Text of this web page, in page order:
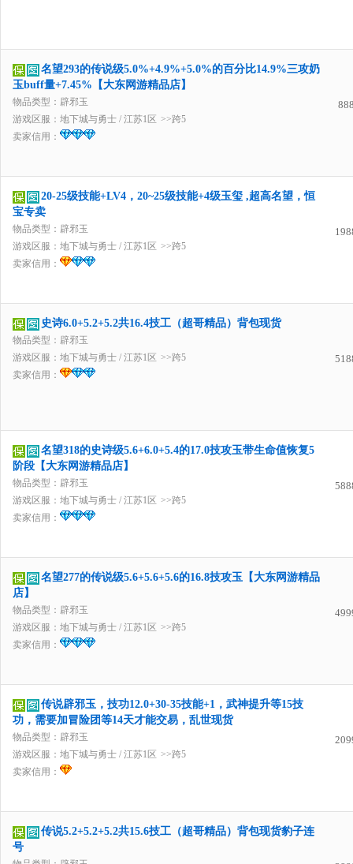
名望293的传说级5.0%+4.9%+5.0%的百分比14.9%三攻奶
玉buff量+7.45%【大东网游精品店】
物品类型：辟邪玉
游戏区服： 地下城与勇士 / 江苏1区 >>跨5
卖家信用：
20-25级技能+LV4，20~25级技能+4级玉玺 ,超高名望，恒
宝专卖
物品类型：辟邪玉
游戏区服： 地下城与勇士 / 江苏1区 >>跨5
卖家信用：
史诗6.0+5.2+5.2共16.4技工（超哥精品）背包现货
物品类型：辟邪玉
游戏区服： 地下城与勇士 / 江苏1区 >>跨5
卖家信用：
名望318的史诗级5.6+6.0+5.4的17.0技攻玉带生命值恢复5
阶段【大东网游精品店】
物品类型：辟邪玉
游戏区服： 地下城与勇士 / 江苏1区 >>跨5
卖家信用：
名望277的传说级5.6+5.6+5.6的16.8技攻玉【大东网游精品
店】
物品类型：辟邪玉
游戏区服： 地下城与勇士 / 江苏1区 >>跨5
卖家信用：
传说辟邪玉，技功12.0+30-35技能+1，武神提升等15技
功，需要加冒险团等14天才能交易，乱世现货
物品类型：辟邪玉
游戏区服： 地下城与勇士 / 江苏1区 >>跨5
卖家信用：
传说5.2+5.2+5.2共15.6技工（超哥精品）背包现货豹子连
号